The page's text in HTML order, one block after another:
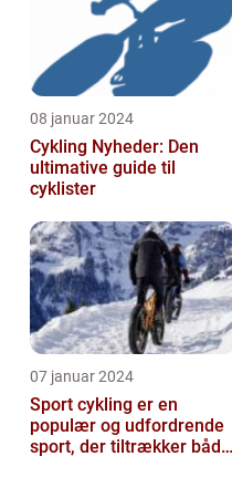
08 januar 2024
Cykling Nyheder: Den
ultimative guide til
cyklister
07 januar 2024
Sport cykling er en
populær og udfordrende
sport, der tiltrækker både